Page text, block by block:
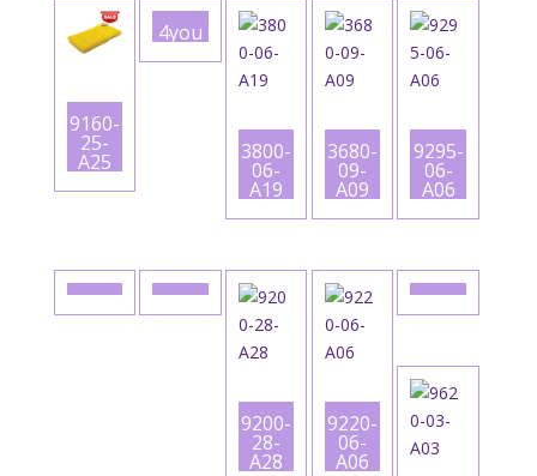
9160-
25-
A25
4you
3800-
06-
A19
3680-
09-
A09
9295-
06-
A06
9200-
28-
A28
9220-
06-
A06